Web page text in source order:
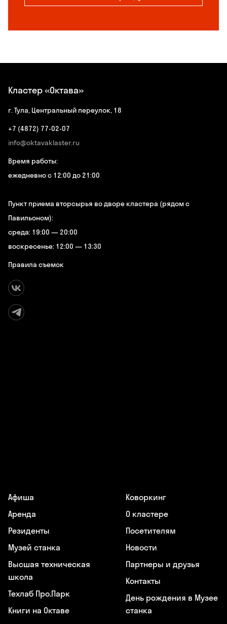
Кластер «Октава»
г. Тула, Центральный переулок, 18
+7 (4872) 77-02-07
info@oktavaklaster.ru
Время работы:
ежедневно с 12:00 до 21:00
Пункт приема вторсырья во дворе кластера (рядом с
Павильоном):
среда: 19:00 — 20:00
воскресенье: 12:00 — 13:30
Правила съемок
Афиша
Аренда
Резиденты
Музей станка
Высшая техническая
школа
Техлаб Про.Парк
Книги на Октаве
Коворкинг
О кластере
Посетителям
Новости
Партнеры и друзья
Контакты
День рождения в Музее
станка